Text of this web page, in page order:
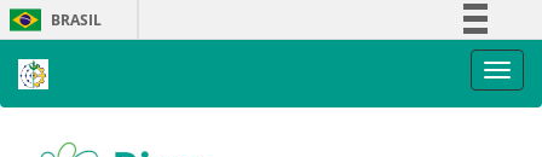
Skip
navigation
BRASIL